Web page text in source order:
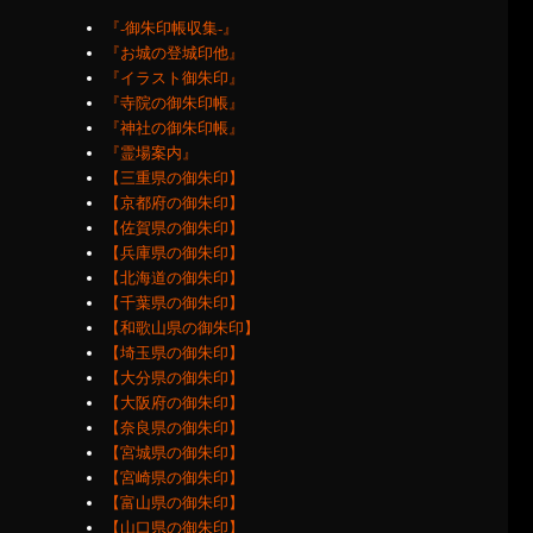
『‐御朱印帳収集‐』
『お城の登城印他』
『イラスト御朱印』
『寺院の御朱印帳』
『神社の御朱印帳』
『霊場案内』
【三重県の御朱印】
【京都府の御朱印】
【佐賀県の御朱印】
【兵庫県の御朱印】
【北海道の御朱印】
【千葉県の御朱印】
【和歌山県の御朱印】
【埼玉県の御朱印】
【大分県の御朱印】
【大阪府の御朱印】
【奈良県の御朱印】
【宮城県の御朱印】
【宮崎県の御朱印】
【富山県の御朱印】
【山口県の御朱印】